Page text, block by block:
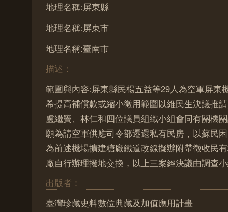
地理名稱:屏東縣
地理名稱:屏東市
地理名稱:臺南市
描述：
範圍與內容:屏東縣民楊五益等29人為空軍屏東
希提高補償款或縮小徵用範圍以維民生決議推
盧繼竇、林仁和四位議員組織小組會同有關機
願為請空軍供應司令部遷還私有民房，以蘇民
為前述機場擴建糖廠鐵道改線擬辦附帶徵收民
廠自行辦理撥地交換，以上三案經決議由調查
出版者：
臺灣珍藏史料數位典藏及加值應用計畫